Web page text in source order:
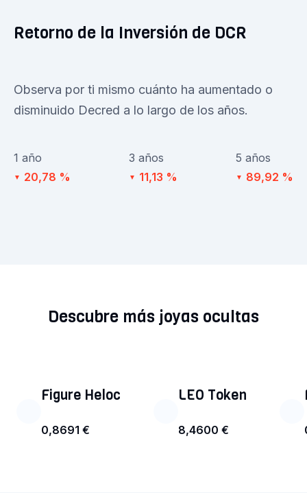
Retorno de la Inversión de DCR
Observa por ti mismo cuánto ha aumentado o
disminuido Decred a lo largo de los años.
1 año
▼ 20,78 %
3 años
▼ 11,13 %
5 años
▼ 89,92 %
Descubre más joyas ocultas
Figure Heloc
0,8691 €
LEO Token
8,4600 €